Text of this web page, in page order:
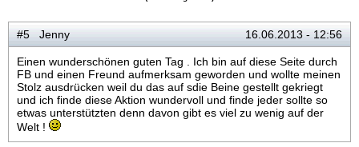
#5 Jenny 16.06.2013 - 12:56
Einen wunderschönen guten Tag . Ich bin auf diese Seite durch
FB und einen Freund aufmerksam geworden und wollte meinen
Stolz ausdrücken weil du das auf sdie Beine gestellt gekriegt
und ich finde diese Aktion wundervoll und finde jeder sollte so
etwas unterstützten denn davon gibt es viel zu wenig auf der
Welt !